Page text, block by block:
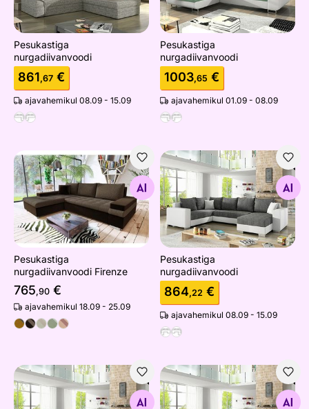
Pesukastiga
nurgadiivanvoodi
861,67 €
ajavahemikul 08.09 - 15.09
Pesukastiga
nurgadiivanvoodi
1003,65 €
ajavahemikul 01.09 - 08.09
Pesukastiga nurgadiivanvoodi Firenze
Otsi sarnaseid
Pesukastiga
nurgadiivanvoodi Firenze
765,90 €
ajavahemikul 18.09 - 25.09
Pesukastiga
Otsi sarnaseid
Pesukastiga
nurgadiivanvoodi
864,22 €
ajavahemikul 08.09 - 15.09
Pesukastiga nurgadiivanvoodi
Otsi sarnaseid
Pesukastiga
Otsi sarnaseid